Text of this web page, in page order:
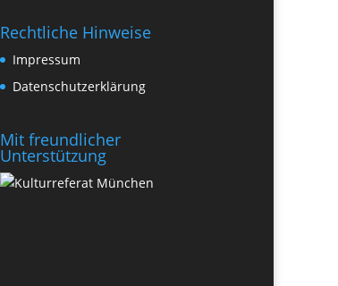
Rechtliche Hinweise
Impressum
Datenschutzerklärung
Mit freundlicher
Unterstützung